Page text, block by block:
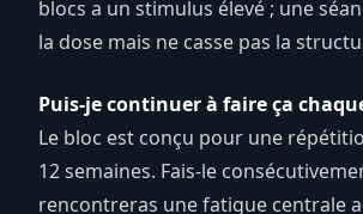
blocs a un stimulus élevé ; une
la dose mais ne casse pas la
Puis-je continuer à faire ça
Le bloc est conçu pour une
12 semaines. Fais-le
rencontreras une fatigue centrale